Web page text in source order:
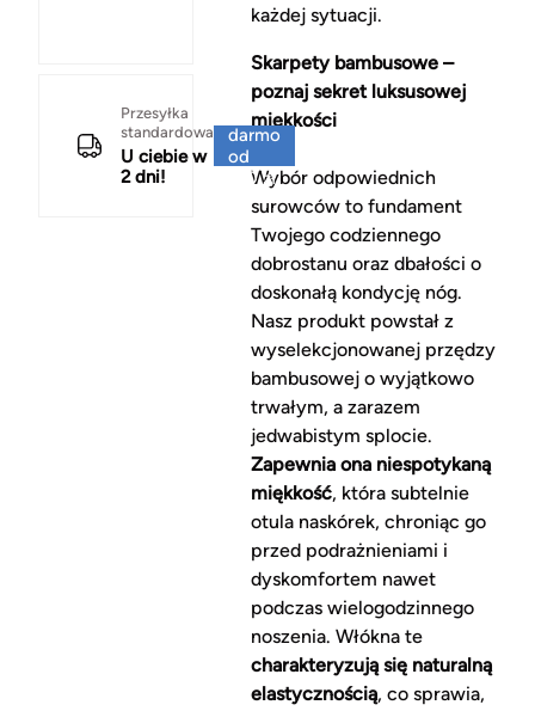
Przesyłka
standardowa
U ciebie w
2 dni!
darmo
od
150 zł
każdej sytuacji.
Skarpety bambusowe –
poznaj sekret luksusowej
miękkości
Wybór odpowiednich
surowców to fundament
Twojego codziennego
dobrostanu oraz dbałości o
doskonałą kondycję nóg.
Nasz produkt powstał z
wyselekcjonowanej przędzy
bambusowej o wyjątkowo
trwałym, a zarazem
jedwabistym splocie.
Zapewnia ona niespotykaną
miękkość, która subtelnie
otula naskórek, chroniąc go
przed podrażnieniami i
dyskomfortem nawet
podczas wielogodzinnego
noszenia. Włókna te
charakteryzują się naturalną
elastycznością, co sprawia,